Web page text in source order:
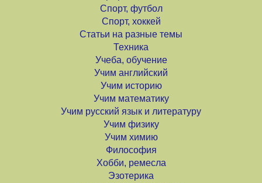
Спорт, футбол
Спорт, хоккей
Статьи на разные темы
Техника
Учеба, обучение
Учим английский
Учим историю
Учим математику
Учим русский язык и литературу
Учим физику
Учим химию
Философия
Хобби, ремесла
Эзотерика